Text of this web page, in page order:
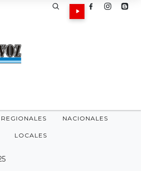
REGIONALES NACIONALES
LOCALES